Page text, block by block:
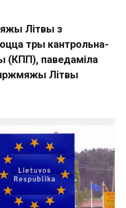
Літвы з
тры кантрольна-
(КПП), паведаміла
Літвы